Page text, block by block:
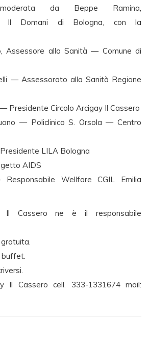
moderata da Beppe Ramina,
Il Domani di Bologna, con la
Assessore alla Sanità — Comune di
— Assessorato alla Sanità Regione
Presidente Circolo Arcigay Il Cassero
— Policlinico S. Orsola — Centro
LILA Bologna
AIDS
Wellfare CGIL Emilia
Il Cassero ne è il responsabile
buffet.
Il Cassero cell. 333-1331674 mail: